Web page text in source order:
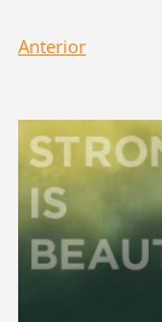
Anterior